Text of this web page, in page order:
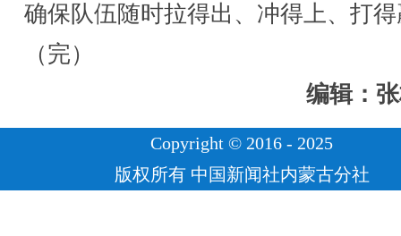
确保队伍随时拉得出、冲得上、打
（完）
编辑：
Copyright © 2016 - 2025
版权所有 中国新闻社内蒙古分社